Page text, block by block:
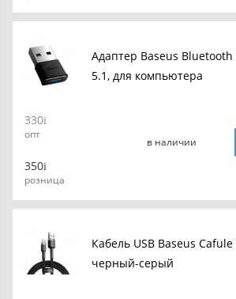
Адаптер Baseus Bluetooth
5.1, для компьютера
330
опт
350
розница
в наличии
Кабель USB Baseus
черный-серый